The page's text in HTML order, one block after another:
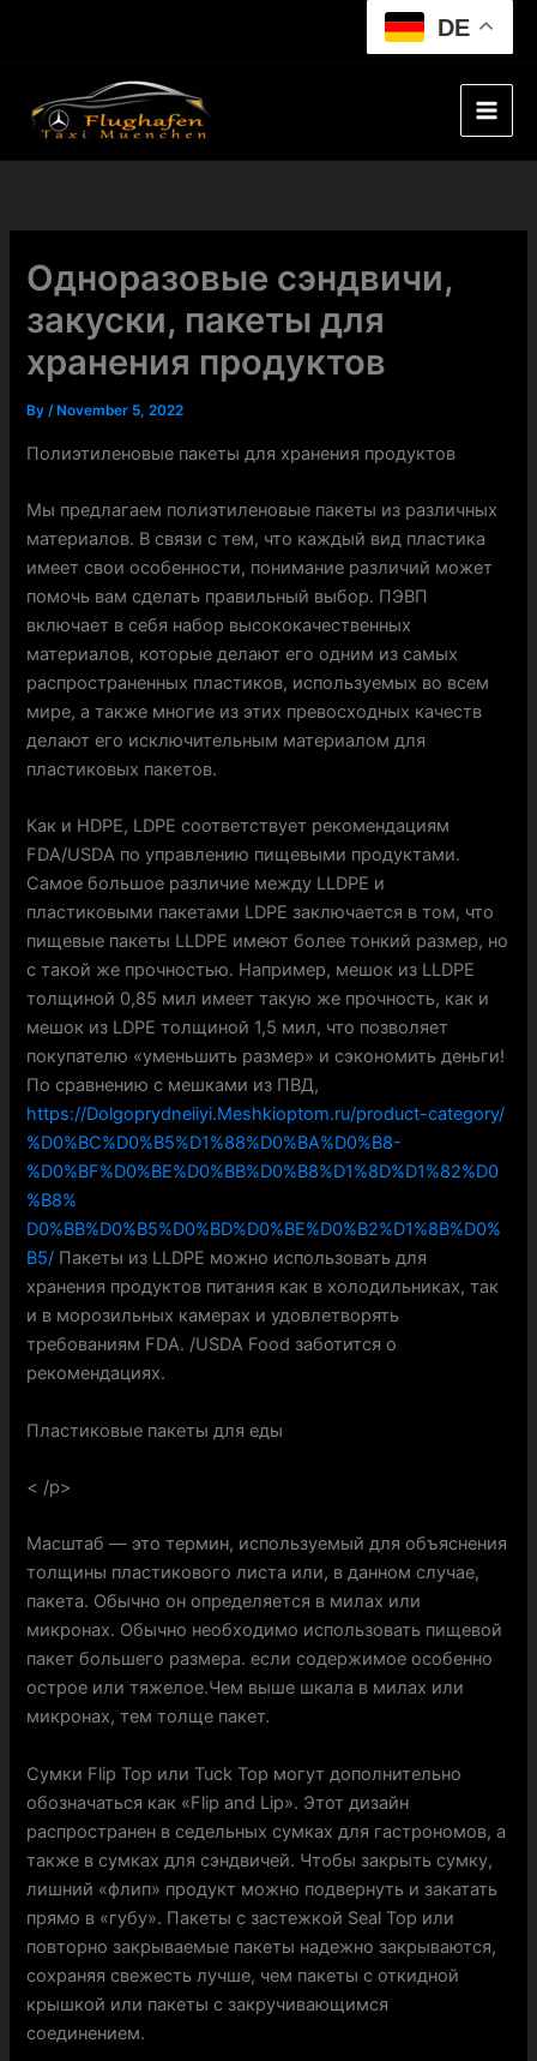
DE
Одноразовые сэндвичи,
закуски, пакеты для
хранения продуктов
By/ November 5, 2022
Полиэтиленовые пакеты для хранения продуктов
Мы предлагаем полиэтиленовые пакеты из различных
материалов. В связи с тем, что каждый вид пластика
имеет свои особенности, понимание различий может
помочь вам сделать правильный выбор. ПЭВП
включает в себя набор высококачественных
материалов, которые делают его одним из самых
распространенных пластиков, используемых во всем
мире, а также многие из этих превосходных качеств
делают его исключительным материалом для
пластиковых пакетов.
Как и HDPE, LDPE соответствует рекомендациям
FDA/USDA по управлению пищевыми продуктами.
Самое большое различие между LLDPE и
пластиковыми пакетами LDPE заключается в том, что
пищевые пакеты LLDPE имеют более тонкий размер, но
с такой же прочностью. Например, мешок из LLDPE
толщиной 0,85 мил имеет такую ​​же прочность, как и
мешок из LDPE толщиной 1,5 мил, что позволяет
покупателю «уменьшить размер» и сэкономить деньги!
По сравнению с мешками из ПВД,
https://Dolgoprydneiiyi.Meshkioptom.ru/product-category/
%D0%BC%D0%B5%D1%88%D0%BA%D0%B8-
%D0%BF%D0%BE%D0%BB%D0%B8%D1%8D%D1%82%D0
%B8%
D0%BB%D0%B5%D0%BD%D0%BE%D0%B2%D1%8B%D0%
B5/ Пакеты из LLDPE можно использовать для
хранения продуктов питания как в холодильниках, так
и в морозильных камерах и удовлетворять
требованиям FDA. /USDA Food заботится о
рекомендациях.
Пластиковые пакеты для еды
< /p>
Масштаб — это термин, используемый для объяснения
толщины пластикового листа или, в данном случае,
пакета. Обычно он определяется в милах или
микронах. Обычно необходимо использовать пищевой
пакет большего размера. если содержимое особенно
острое или тяжелое.Чем выше шкала в милах или
микронах, тем толще пакет.
Сумки Flip Top или Tuck Top могут дополнительно
обозначаться как «Flip and Lip». Этот дизайн
распространен в седельных сумках для гастрономов, а
также в сумках для сэндвичей. Чтобы закрыть сумку,
лишний «флип» продукт можно подвернуть и закатать
прямо в «губу». Пакеты с застежкой Seal Top или
повторно закрываемые пакеты надежно закрываются,
сохраняя свежесть лучше, чем пакеты с откидной
крышкой или пакеты с закручивающимся
соединением.